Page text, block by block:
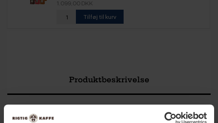
1.099,00 DKK
Tilføj til kurv
Produktbeskrivelse